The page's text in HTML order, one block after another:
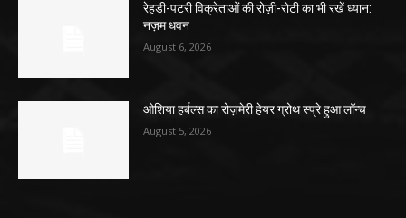
रेहड़ी-पटरी विक्रेताओं की रोज़ी-रोटी का भी रखें ध्यान:
नज़म धवन
August 6, 2026
ओशिया हर्बल्स का रोज़मेरी हेयर ग्रोथ स्प्रे हुआ लॉन्च
August 5, 2026